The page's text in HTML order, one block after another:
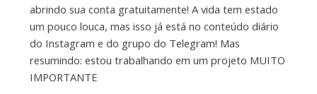
abrindo sua conta gratuitamente! A vida tem estado
um pouco louca, mas isso já está no conteúdo diário
do Instagram e do grupo do Telegram! Mas
resumindo: estou trabalhando em um projeto MUITO
IMPORTANTE